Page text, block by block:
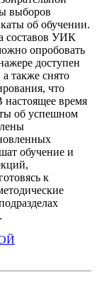
выборов
об обучении.
составов УИК
опробовать
доступен
также снято
что
настоящее время
об успешном
обучение и
к